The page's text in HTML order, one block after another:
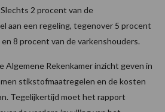
2 procent van de
aan een regeling, tegenover 5 procent
8 procent van de varkenshouders.
Algemene Rekenkamer inzicht geven in
stikstofmaatregelen en de kosten
Tegelijkertijd moet het rapport